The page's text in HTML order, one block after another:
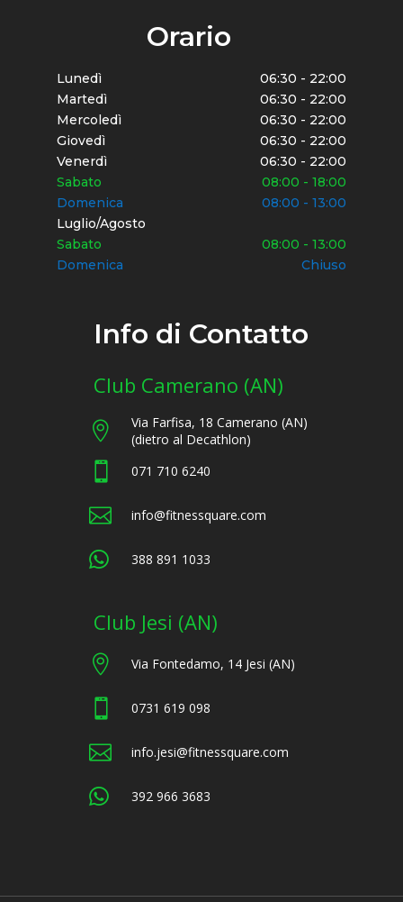
Orario
Lunedì
06:30 - 22:00
Martedì
06:30 - 22:00
Mercoledì
06:30 - 22:00
Giovedì
06:30 - 22:00
Venerdì
06:30 - 22:00
Sabato
08:00 - 18:00
Domenica
08:00 - 13:00
Luglio/Agosto
Sabato
08:00 - 13:00
Domenica
Chiuso
Info di Contatto
Club Camerano (AN)

Via Farfisa, 18 Camerano (AN)
(dietro al Decathlon)
071 710 6240
 info@fitnessquare.com
 388 891 1033
Club Jesi (AN)
 Via Fontedamo, 14 Jesi (AN)
0731 619 098
 info.jesi@fitnessquare.com
 392 966 3683